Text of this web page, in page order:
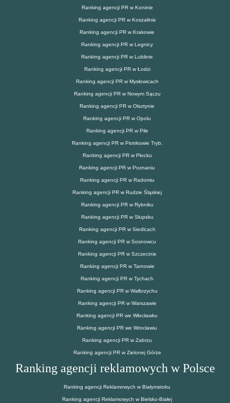
Ranking agencji PR w Koninie
Ranking agencji PR w Koszalinie
Ranking agencji PR w Krakowie
Ranking agencji PR w Legnicy
Ranking agencji PR w Lublinie
Ranking agencji PR w Łodzi
Ranking agencji PR w Mysłowicach
Ranking agencji PR w Nowym Sączu
Ranking agencji PR w Olsztynie
Ranking agencji PR w Opolu
Ranking agencji PR w Pile
Ranking agencji PR w Piotrkowie Tryb.
Ranking agencji PR w Płocku
Ranking agencji PR w Poznaniu
Ranking agencji PR w Radomiu
Ranking agencji PR w Rudzie Śląskiej
Ranking agencji PR w Rybniku
Ranking agencji PR w Słupsku
Ranking agencji PR w Siedlcach
Ranking agencji PR w Sosnowcu
Ranking agencji PR w Szczecinie
Ranking agencji PR w Tarnowie
Ranking agencji PR w Tychach
Ranking agencji PR w Wałbrzychu
Ranking agencji PR w Warszawie
Ranking agencji PR we Włocławku
Ranking agencji PR we Wrocławiu
Ranking agencji PR w Zabrzu
Ranking agencji PR w Zielonej Górze
Ranking agencji reklamowych w Polsce
Ranking agencji Reklamowych w Białymstoku
Ranking agencji Reklamowych w Bielsko-Białej